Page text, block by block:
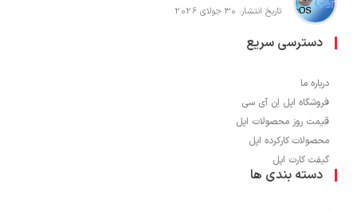
تاریخ انتشار: 30 جولای 2026
دسترسی سریع
درباره ما
فروشگاه اپل اِن آی سی
قیمت روز محصولات اپل
محصولات کارکرده اپل
گیفت کارت اپل
دسته بندی ها